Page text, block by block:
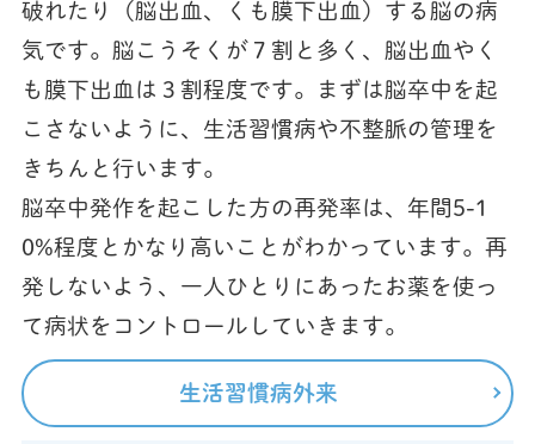
破れたり（脳出血、くも膜下出血）する脳の病
気です。脳こうそくが７割と多く、脳出血やく
も膜下出血は３割程度です。まずは脳卒中を起
こさないように、生活習慣病や不整脈の管理を
きちんと行います。
脳卒中発作を起こした方の再発率は、年間5-1
0%程度とかなり高いことがわかっています。再
発しないよう、一人ひとりにあったお薬を使っ
て病状をコントロールしていきます。
生活習慣病外来